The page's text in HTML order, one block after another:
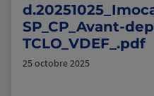
SP_CP_Avant-
TCLO_VDEF_.pdf
25 octobre 2025